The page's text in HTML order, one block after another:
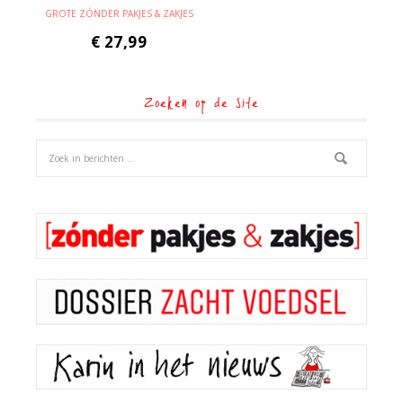
GROTE ZÓNDER PAKJES & ZAKJES
€ 27,99
Zoeken op de site